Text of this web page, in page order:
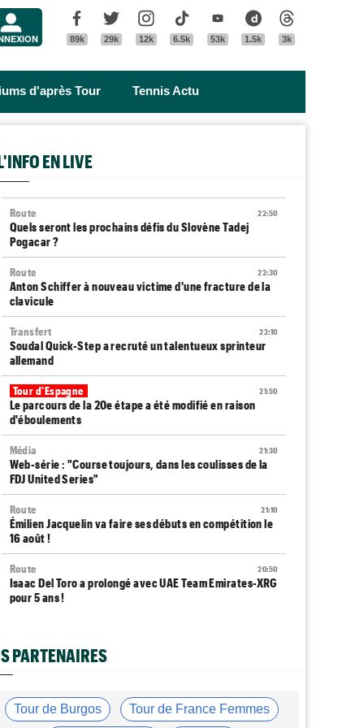
Facebook
89k
Twitter
29k
Instagram
12k
Tik Tok
6.5k
Youtube
53k
Dailymotion
1.5k 3k
d'après Tour Tennis Actu
EN LIVE
22:50
Route
Quels seront les prochains défis du Slovène Tadej
Pogacar ?
22:30
Route
Anton Schiffer à nouveau victime d'une fracture de la
clavicule
22:10
Transfert
Soudal Quick-Step a recruté un talentueux sprinteur
allemand
21:50
Tour d'Espagne
Le parcours de la 20e étape a été modifié en raison
d'éboulements
21:30
Média
Web-série : "Course toujours, dans les coulisses de la
FDJ United Series"
21:10
Route
Émilien Jacquelin va faire ses débuts en compétition le
16 août !
20:50
Route
Isaac Del Toro a prolongé avec UAE Team Emirates-XRG
pour 5 ans !
monnaie courante"
Le Mercato vélo est ouvert... toutes les dernières infos
et rumeurs
PARTENAIRES
Tour de Burgos Tour de France Femmes